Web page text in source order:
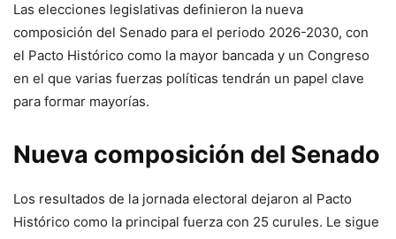
Las elecciones legislativas definieron la nueva
composición del Senado para el periodo 2026-2030, con
el Pacto Histórico como la mayor bancada y un Congreso
en el que varias fuerzas políticas tendrán un papel clave
para formar mayorías.
Nueva composición del Senado
Los resultados de la jornada electoral dejaron al Pacto
Histórico como la principal fuerza con 25 curules. Le sigue